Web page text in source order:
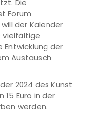
Die
Forum
der Kalender
vielfältige
Entwicklung der
Austausch
2024 des Kunst
15 Euro in der
werden.